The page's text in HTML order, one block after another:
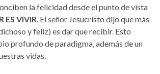
la felicidad desde el punto de vista
ES VIVIR . El señor Jesucristo dijo que más
y feliz) es dar que recibir. Esto
profundo de paradigma, además de un
vidas.